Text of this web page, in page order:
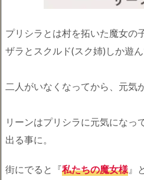
プリシラとは村を拓いた魔女の
ザラとスクルド(スク姉)しか遊
二人がいなくなってから、元気
リーンはプリシラに元気になっ
出る事に。
街にでると『私たちの魔女様』